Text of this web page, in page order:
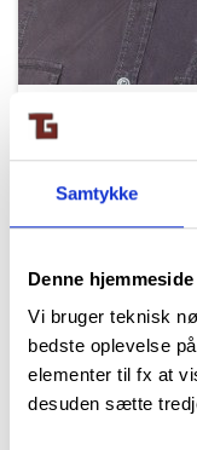
Samtykke
Denne
Vi bruger teknisk
bedste oplevelse
elementer til fx at
desuden sætte